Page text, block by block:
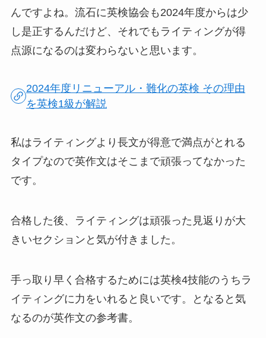
んですよね。流石に英検協会も2024年度からは少
し是正するんだけど、それでもライティングが得
点源になるのは変わらないと思います。
2024年度リニューアル・難化の英検 その理由
を英検1級が解説
私はライティングより長文が得意で満点がとれる
タイプなので英作文はそこまで頑張ってなかった
です。
合格した後、ライティングは頑張った見返りが大
きいセクションと気が付きました。
手っ取り早く合格するためには英検4技能のうちラ
イティングに力をいれると良いです。となると気
なるのが英作文の参考書。